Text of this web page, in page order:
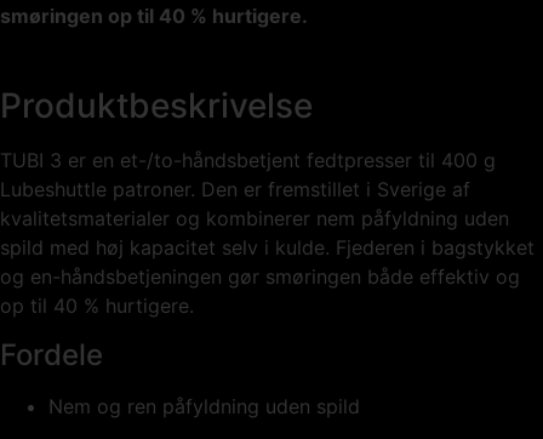
smøringen op til 40 % hurtigere.
Produktbeskrivelse
TUBI 3 er en et-/to-håndsbetjent fedtpresser til 400 g
Lubeshuttle patroner. Den er fremstillet i Sverige af
kvalitetsmaterialer og kombinerer nem påfyldning uden
spild med høj kapacitet selv i kulde. Fjederen i bagstykket
og en-håndsbetjeningen gør smøringen både effektiv og
op til 40 % hurtigere.
Fordele
Nem og ren påfyldning uden spild